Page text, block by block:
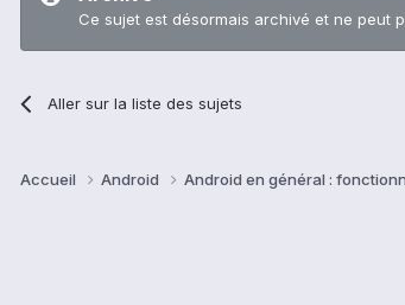
Ce sujet est désormais archivé et ne peut
Aller sur la liste des sujets
Accueil Android Android en général :